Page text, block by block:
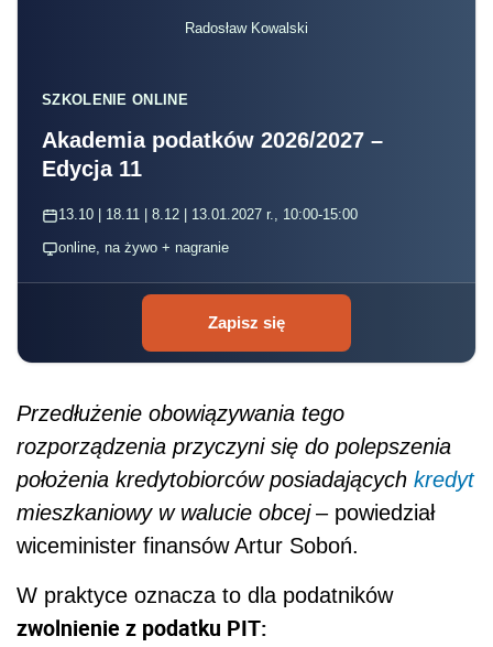
Radosław Kowalski
SZKOLENIE ONLINE
Akademia podatków 2026/2027 –
Edycja 11
13.10 | 18.11 | 8.12 | 13.01.2027 r., 10:00-15:00
online, na żywo + nagranie
Zapisz się
Przedłużenie obowiązywania tego
rozporządzenia przyczyni się do polepszenia
położenia kredytobiorców posiadających kredyt
mieszkaniowy w walucie obcej – powiedział
wiceminister finansów Artur Soboń.
W praktyce oznacza to dla podatników
zwolnienie z podatku PIT: